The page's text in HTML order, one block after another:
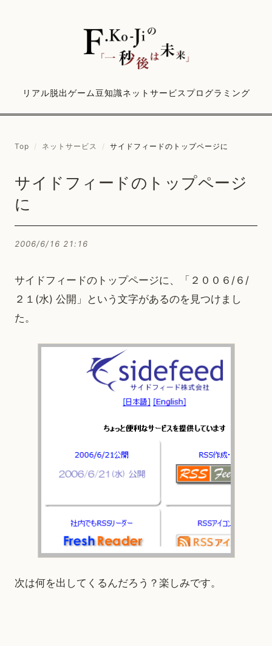
リアル脱出ゲーム豆知識ネットサービス プログラミング
Top / ネットサービス / サイドフィードのトップページに
サイドフィードのトップページ
に
2006/6/16 21:16
サイドフィードのトップページに、「２００６/６/
２１(水) 公開」という文字があるのを見つけまし
た。
次は何を出してくるんだろう？楽しみです。